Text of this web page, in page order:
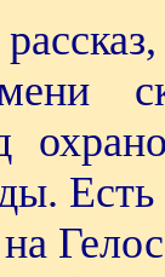
Есть